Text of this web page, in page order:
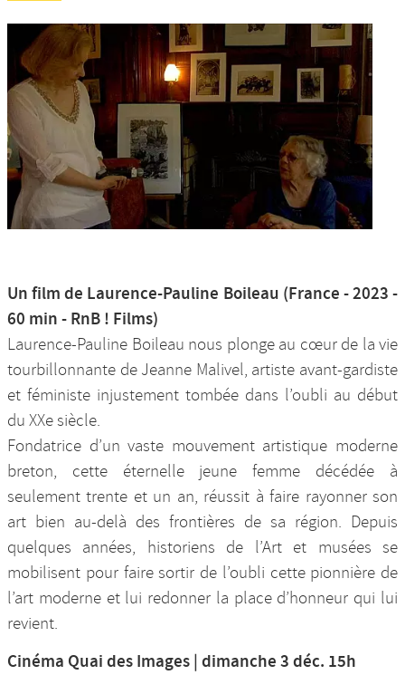
Un film de Laurence-Pauline Boileau (France - 2023 -
60 min - RnB ! Films)
Laurence-Pauline Boileau nous plonge au cœur de la vie
tourbillonnante de Jeanne Malivel, artiste avant-gardiste
et féministe injustement tombée dans l’oubli au début
du XXe siècle.
Fondatrice d’un vaste mouvement artistique moderne
breton, cette éternelle jeune femme décédée à
seulement trente et un an, réussit à faire rayonner son
art bien au-delà des frontières de sa région. Depuis
quelques années, historiens de l’Art et musées se
mobilisent pour faire sortir de l’oubli cette pionnière de
l’art moderne et lui redonner la place d’honneur qui lui
revient.
Cinéma Quai des Images | dimanche 3 déc. 15h